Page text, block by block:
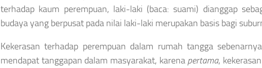
terhadap kaum perempuan, laki-laki (baca: suami) dianggap
budaya yang berpusat pada nilai laki-laki merupakan basis bagi
Kekerasan terhadap perempuan dalam rumah tangga
mendapat tanggapan dalam masyarakat, karena pertama,